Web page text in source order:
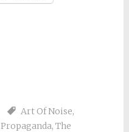
Art Of Noise,
Propaganda, The